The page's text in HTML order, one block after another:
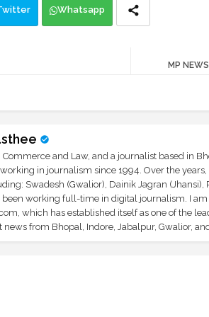
Whatsapp
MP NEWS-
and Law, and a journalist based in
in journalism since 1994. Over the
Swadesh (Gwalior), Dainik Jagran (Jhansi),
been working full-time in digital journalism. I
which has established itself as one of the
from Bhopal, Indore, Jabalpur, Gwalior,